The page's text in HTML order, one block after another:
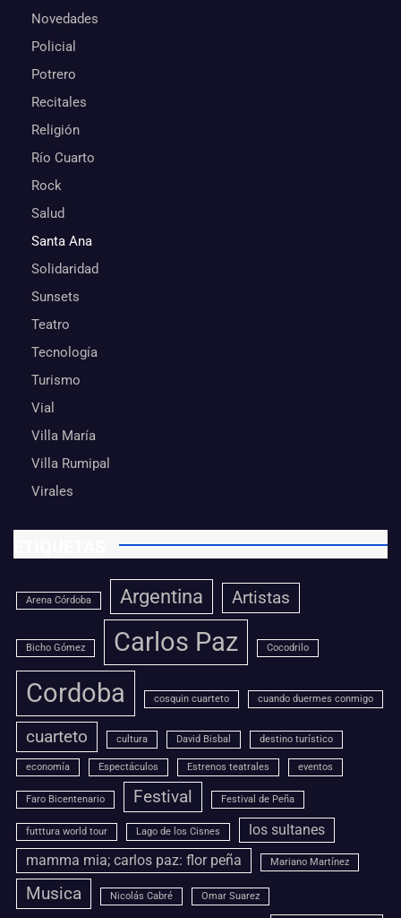
Novedades
Policial
Potrero
Recitales
Religión
Río Cuarto
Rock
Salud
Santa Ana
Solidaridad
Sunsets
Teatro
Tecnología
Turismo
Vial
Villa María
Villa Rumipal
Virales
Arena Córdoba Argentina Artistas
Bicho Gómez Carlos Paz Cocodrilo
Cordoba cosquin cuarteto cuando duermes conmigo
cuarteto cultura David Bisbal destino turístico
economía Espectáculos Estrenos teatrales eventos
Faro Bicentenario Festival Festival de Peña
futttura world tour Lago de los Cisnes
los sultanes
mamma mia; carlos paz: flor peña
Mariano Martínez
Musica Nicolás Cabré Omar Suarez